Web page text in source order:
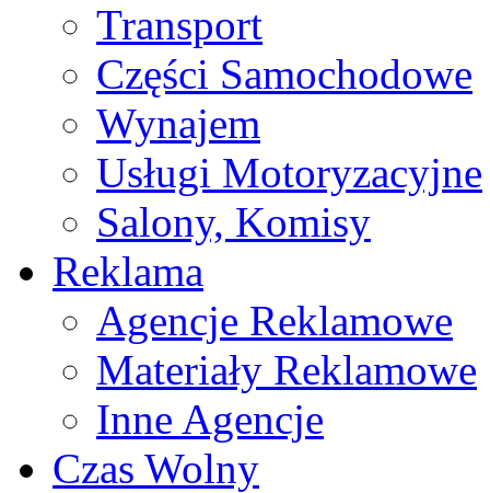
Transport
Części Samochodowe
Wynajem
Usługi Motoryzacyjne
Salony, Komisy
Reklama
Agencje Reklamowe
Materiały Reklamowe
Inne Agencje
Czas Wolny